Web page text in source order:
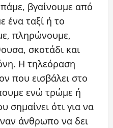
βγαίνουμε από
ένα ταξί ή το
πληρώνουμε,
σκοτάδι και
Η τηλεόραση
που εισβάλει στο
ενώ τρώμε ή
σημαίνει ότι για να
άνθρωπο να δει